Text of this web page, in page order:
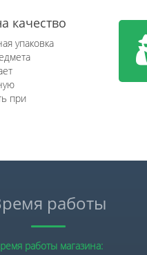
качество
упаковка
при
работы
работы магазина: